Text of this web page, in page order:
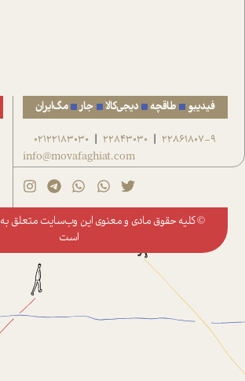
فیدیبو طاقچه دیجی‌کالا جار مگ‌ایران
22861807-9
|
22843030
|
02122183030
info@movafaghiat.com
© کلیه حقوق مادی و معنوی این وب‌سایت متعلق به
است